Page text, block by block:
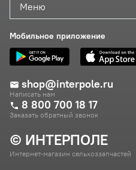
© ИНТЕРПОЛЕ
Интернет-магазин сельхоззапчастей
Меню
Мобильное приложение
shop@interpole.ru
Написать нам
8 800 700 18 17
Заказать обратный звонок